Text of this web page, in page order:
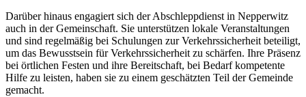
Darüber hinaus engagiert sich der Abschleppdienst in Nepperwitz
auch in der Gemeinschaft. Sie unterstützen lokale Veranstaltungen
und sind regelmäßig bei Schulungen zur Verkehrssicherheit beteiligt,
um das Bewusstsein für Verkehrssicherheit zu schärfen. Ihre Präsenz
bei örtlichen Festen und ihre Bereitschaft, bei Bedarf kompetente
Hilfe zu leisten, haben sie zu einem geschätzten Teil der Gemeinde
gemacht.